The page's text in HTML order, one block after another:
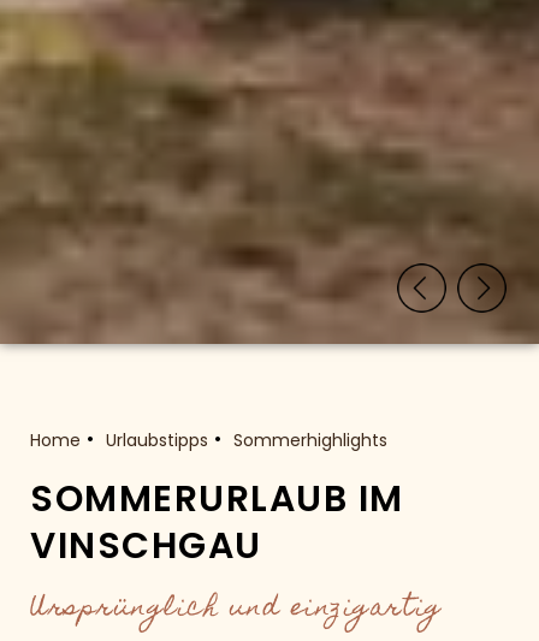
Home Urlaubstipps Sommerhighlights
SOMMERURLAUB IM
VINSCHGAU
Ursprünglich und einzigartig